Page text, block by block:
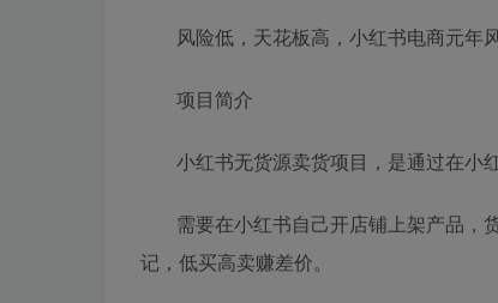
风险低，天花板高，小红书电商元年
项目简介
小红书无货源卖货项目，是通过在小
需要在小红书自己开店铺上架产品，
记，低买高卖赚差价。